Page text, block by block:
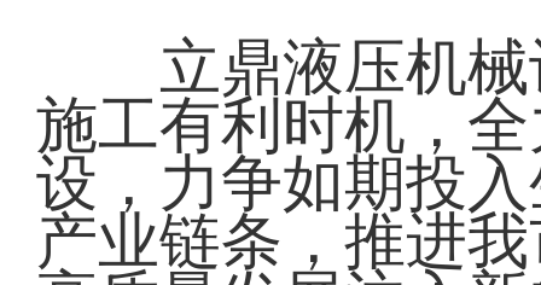
立鼎液压机械
施工有利时机，
设，力争如期投
产业链条，推进